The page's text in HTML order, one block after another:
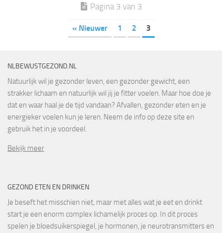
Pagina 3 van 3
« Nieuwer 1 2 3
NLBEWUSTGEZOND.NL
Natuurlijk wil je gezonder leven, een gezonder gewicht, een
strakker lichaam en natuurlijk wil jij je fitter voelen. Maar hoe doe je
dat en waar haal je de tijd vandaan? Afvallen, gezonder eten en je
energieker voelen kun je leren. Neem de info op deze site en
gebruik het in je voordeel.
Bekijk meer
GEZOND ETEN EN DRINKEN
Je beseft het misschien niet, maar met alles wat je eet en drinkt
start je een enorm complex lichamelijk proces op. In dit proces
spelen je bloedsuikerspiegel, je hormonen, je neurotransmitters en